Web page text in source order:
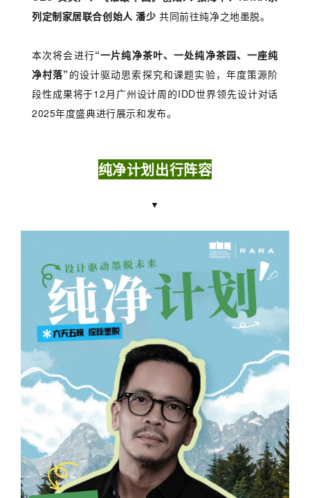
列定制家居联合创始人 潘少共同前往纯净之地墨脱。
本次将会进行“一片纯净茶叶、一处纯净茶园、一座纯
净村落”的设计驱动思索探究和课题实验，年度策源阶
段性成果将于12月广州设计周的IDD世界领先设计对话
2025年度盛典进行展示和发布。
纯净计划出行阵容
▼